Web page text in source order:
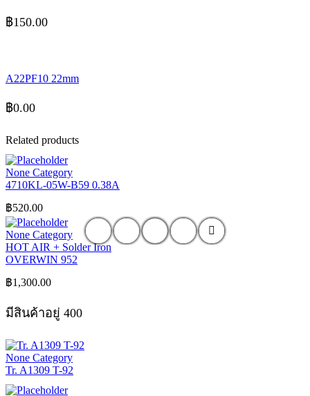
฿150.00
A22PF10 22mm
฿0.00
Related products
None Category
4710KL-05W-B59 0.38A
฿520.00
None Category
HOT AIR + Solder Iron
OVERWIN 952
฿1,300.00
มีสินค้าอยู่ 400
None Category
Tr. A1309 T-92